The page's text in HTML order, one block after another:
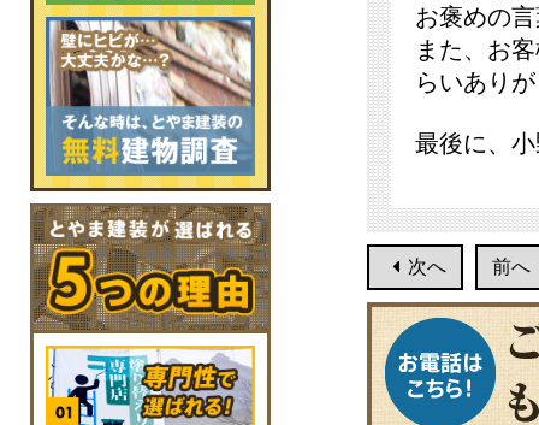
お褒めの
また、お
らいあり
最後に、
次へ 前へ